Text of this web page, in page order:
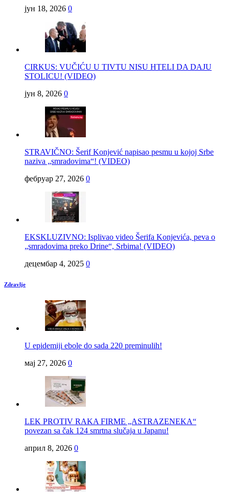
јун 18, 2026 0
CIRKUS: VUČIĆU U TIVTU NISU HTELI DA DAJU
STOLICU! (VIDEO)
јун 8, 2026 0
STRAVIČNO: Šerif Konjević napisao pesmu u kojoj Srbe
naziva „smradovima“! (VIDEO)
фебруар 27, 2026 0
EKSKLUZIVNO: Isplivao video Šerifa Konjevića, peva o
„smradovima preko Drine“, Srbima! (VIDEO)
децембар 4, 2025 0
Zdravlje
U epidemiji ebole do sada 220 preminulih!
мај 27, 2026 0
LEK PROTIV RAKA FIRME „ASTRAZENEKA“
povezan sa čak 124 smrtna slučaja u Japanu!
април 8, 2026 0